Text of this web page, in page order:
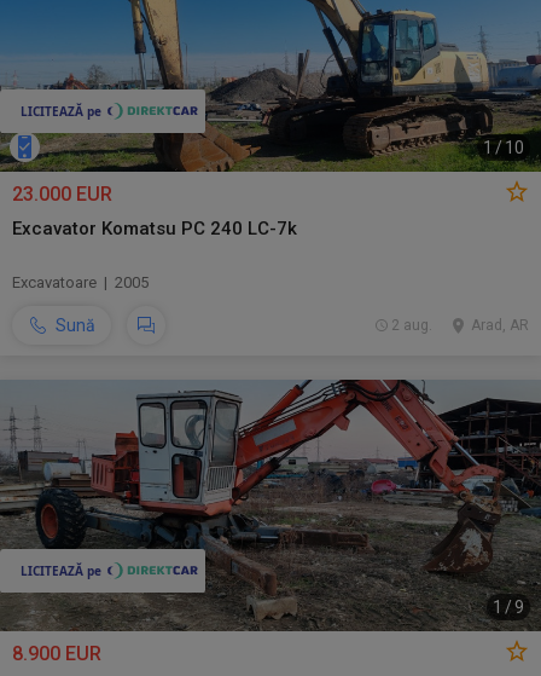
1 /10
23.000 EUR
Excavator Komatsu PC 240 LC-7k
Excavatoare | 2005
Sună Arad, AR
2 aug.
1 /9
8.900 EUR